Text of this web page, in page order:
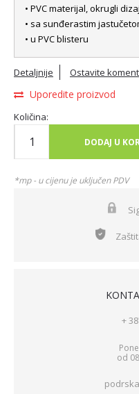
• PVC materijal, okrugli
• sa sunđerastim
• u PVC blisteru
Detaljnije Ostavite
Uporedite proizvod
Količina:
DODAJ U
*mp - u cijenu je uključen PDV
+
od